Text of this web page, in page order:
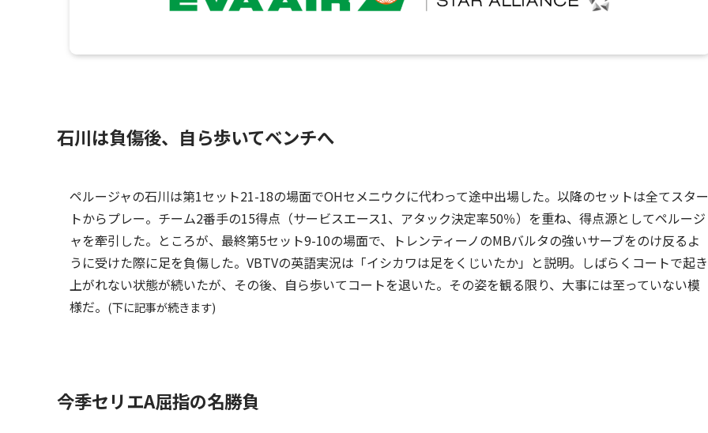
石川は負傷後、自ら歩いてベンチへ
ペルージャの石川は第1セット21-18の場面でOHセメニウクに代わって途中出場した。以降のセットは全てスター
トからプレー。チーム2番手の15得点（サービスエース1、アタック決定率50％）を重ね、得点源としてペルージ
ャを牽引した。ところが、最終第5セット9-10の場面で、トレンティーノのMBバルタの強いサーブをのけ反るよ
うに受けた際に足を負傷した。VBTVの英語実況は「イシカワは足をくじいたか」と説明。しばらくコートで起き
上がれない状態が続いたが、その後、自ら歩いてコートを退いた。その姿を観る限り、大事には至っていない模
様だ。 (下に記事が続きます)
今季セリエA屈指の名勝負